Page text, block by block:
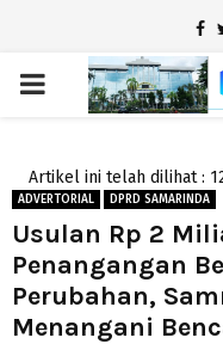
PRIMARY
Artikel ini telah dilihat :
ADVERTORIAL DPRD SAMARINDA
Usulan Rp 2
Penangangan
Perubahan,
Menangani